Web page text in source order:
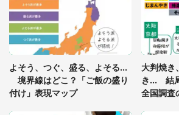
「ゾワゾワする」「本当に
グっちゃってた〝野生の野菜
座布団だろ」「食パンの耳」
よそう、つぐ、盛る、よそる...
境界線はどこ？「ご飯の盛り
付け」表現マップ
大判焼き
き... 結
全国調査